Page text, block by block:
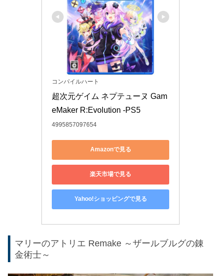
コンパイルハート
超次元ゲイム ネプテューヌ Gam
eMaker R:Evolution -PS5
4995857097654
Amazonで見る
楽天市場で見る
Yahoo!ショッピングで見る
マリーのアトリエ Remake ～ザールブルグの錬
金術士～